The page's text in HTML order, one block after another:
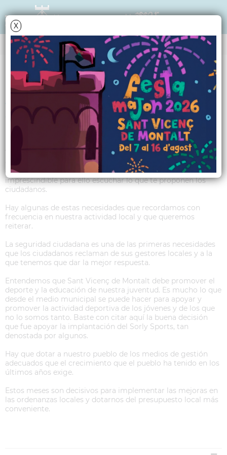
X
TRIBUNA POLÍTICA
Article PP - Novembre
2016
Vamos a seguir trabajando para hacer del PP de Sant Vicenç
de Montalt una asociación municipal más presente y más
cercana a las necesidades que tenemos los ciudadanos. Es
imprescindible para ello escuchar lo que te proponen los
ciudadanos.
Hay algunas de estas necesidades que recordamos con
frecuencia en nuestra actividad local y que queremos
reiterar.
La seguridad ciudadana es una de las primeras necesidades
que los ciudadanos reclaman de sus gestores locales y a la
que tenemos que dar la mejor respuesta.
Entendemos que Sant Vicenç de Montalt debe promover el
deporte y la educación de nuestra juventud. Es mucho lo que
desde el medio municipal se puede hacer para apoyar y
promover la actividad deportiva de los jóvenes y de los que
no lo somos tanto. Baste con citar aquí la buena decisión
que fue apoyar la implantación del Sorly Sports, tan
denostada por algunos.
Hay que dotar a nuestro pueblo de los medios de gestión
adecuados que el crecimiento que el pueblo ha tenido en los
últimos años exige.
Estos meses son decisivos para implementar las mejoras en
las ordenanzas locales y dotarnos del presupuesto local más
conveniente.